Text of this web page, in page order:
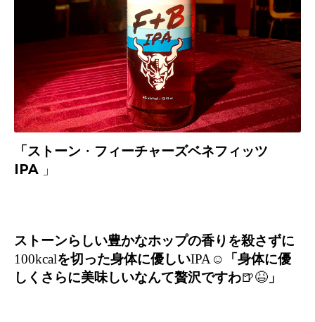
「ストーン ・ フィーチャーズベネフィッツ
IPA 」
ストーンらしい豊かなホップの香りを殺さずに
100kcalを切った身体に優しいIPA ☺️
「身体に優
しくさらに美味しいなんて贅沢ですわ🍺😆 」